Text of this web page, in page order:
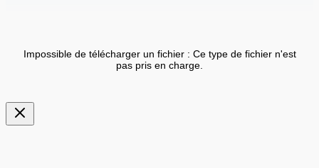
Impossible de télécharger un fichier : Ce type de fichier n'est
pas pris en charge.